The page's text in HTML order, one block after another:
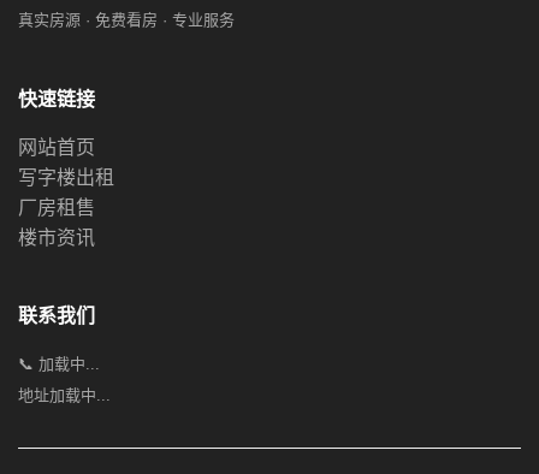
真实房源 · 免费看房 · 专业服务
快速链接
网站首页
写字楼出租
厂房租售
楼市资讯
联系我们
📞 加载中...
地址加载中...